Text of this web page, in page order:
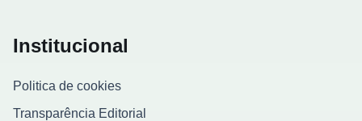
Institucional
Politica de cookies
Transparência Editorial